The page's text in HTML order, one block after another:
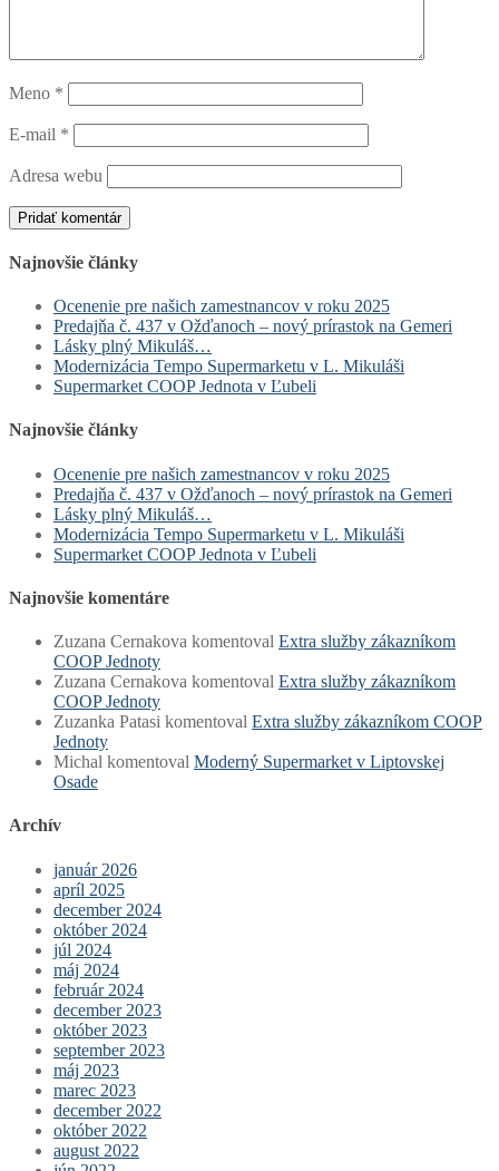
Meno *
E-mail *
Adresa webu
Najnovšie články
Ocenenie pre našich zamestnancov v roku 2025
Predajňa č. 437 v Ožďanoch – nový prírastok na Gemeri
Lásky plný Mikuláš…
Modernizácia Tempo Supermarketu v L. Mikuláši
Supermarket COOP Jednota v Ľubeli
Najnovšie články
Ocenenie pre našich zamestnancov v roku 2025
Predajňa č. 437 v Ožďanoch – nový prírastok na Gemeri
Lásky plný Mikuláš…
Modernizácia Tempo Supermarketu v L. Mikuláši
Supermarket COOP Jednota v Ľubeli
Najnovšie komentáre
Zuzana Cernakova komentoval Extra služby zákazníkom
COOP Jednoty
Zuzana Cernakova komentoval Extra služby zákazníkom
COOP Jednoty
Zuzanka Patasi komentoval Extra služby zákazníkom COOP
Jednoty
Michal komentoval Moderný Supermarket v Liptovskej
Osade
Archív
január 2026
apríl 2025
december 2024
október 2024
júl 2024
máj 2024
február 2024
december 2023
október 2023
september 2023
máj 2023
marec 2023
december 2022
október 2022
august 2022